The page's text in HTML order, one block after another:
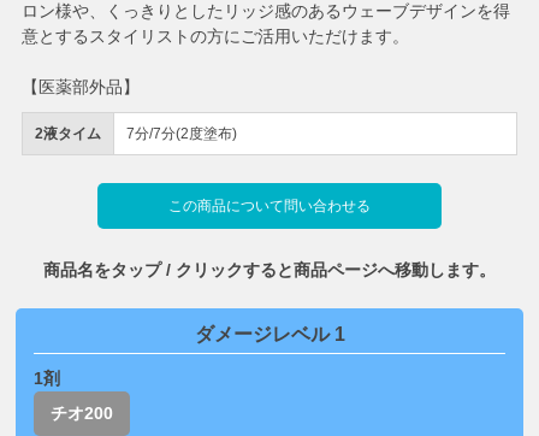
2液タイム 7分/7分(2度塗布)
この商品について問い合わせる
ロン様や、くっきりとしたリッジ感のあるウェーブデザインを得
意とするスタイリストの方にご活用いただけます。
【医薬部外品】
商品名をタップ / クリックすると商品ページへ移動します。
ダメージレベル 1
1剤
チオ200